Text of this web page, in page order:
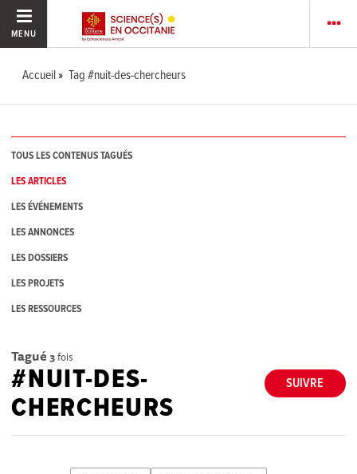
MENU
Accueil Tag #nuit-des-chercheurs
TOUS LES CONTENUS TAGUÉS
LES ARTICLES
LES ÉVÉNEMENTS
LES ANNONCES
LES DOSSIERS
LES PROJETS
LES RESSOURCES
Tagué 3fois
SUIVRE
#NUIT-DES-
CHERCHEURS